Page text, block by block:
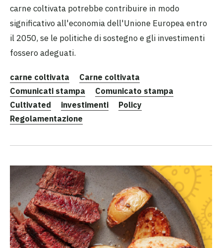
carne coltivata potrebbe contribuire in modo
significativo all'economia dell'Unione Europea entro
il 2050, se le politiche di sostegno e gli investimenti
fossero adeguati.
carne coltivata
Carne coltivata
Comunicati stampa
Comunicato stampa
Cultivated
investimenti
Policy
Regolamentazione